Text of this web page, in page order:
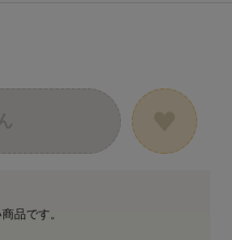
品です。